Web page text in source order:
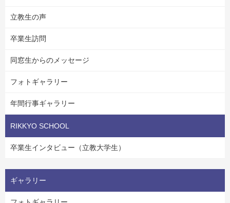
立教生の声
卒業生訪問
同窓生からのメッセージ
フォトギャラリー
年間行事ギャラリー
RIKKYO SCHOOL
卒業生インタビュー（立教大学生）
ギャラリー